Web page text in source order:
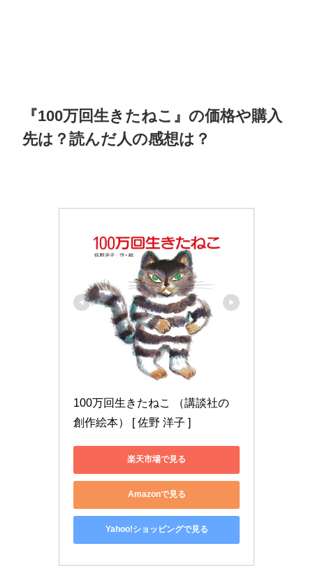
『100万回生きたねこ』の価格や購入
先は？読んだ人の感想は？
100万回生きたねこ （講談社の
創作絵本） [ 佐野 洋子 ]
楽天市場で見る
Amazonで見る
Yahoo!ショッピングで見る